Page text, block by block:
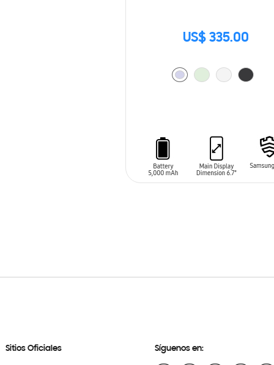
US$ 335.00
Sitios Oficiales Síguenos en: